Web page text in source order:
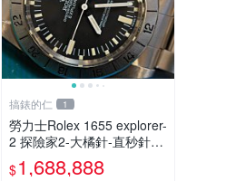
搞錶的仁 1
勞力士Rolex 1655 explorer-
2 探險家2-大橘針-直秒針M
ARK2面盤
$1,688,888